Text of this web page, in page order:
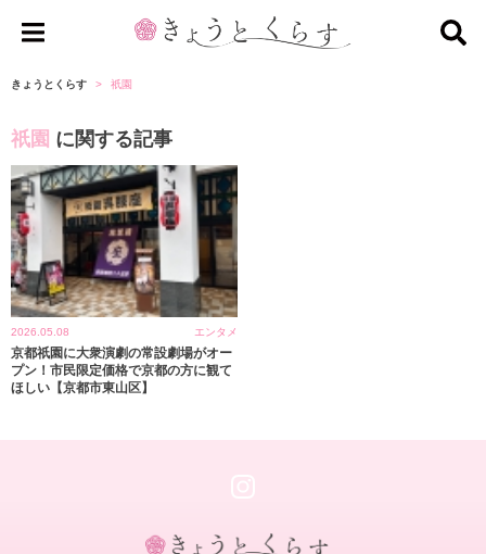
と
く
ら
す
きょうとくらす 祇園
祇園 に関する記事
2026.05.08 エンタメ
京都祇園に大衆演劇の常設劇場がオー
プン！市民限定価格で京都の方に観て
ほしい【京都市東山区】